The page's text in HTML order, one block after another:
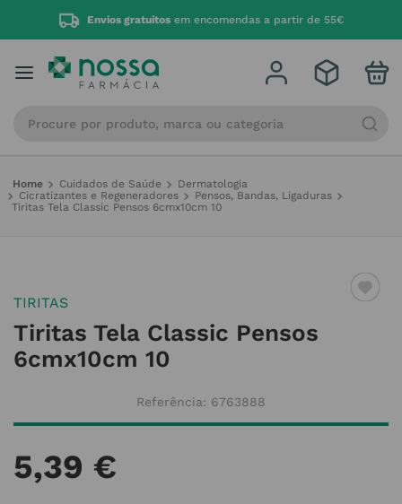
Envios gratuitos em encomendas a partir de 55€
Cuidados de Saúde
Dermatologia
Cicratizantes e Regeneradores
Pensos, Bandas, Ligaduras
Tiritas Tela Classic Pensos 6cmx10cm 10
TIRITAS
Tiritas Tela Classic Pensos
6cmx10cm 10
Referência: 6763888
5,39 €